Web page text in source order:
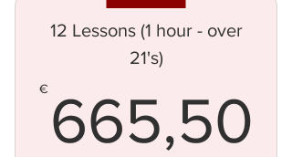
1 hour over 21's
12 Lessons (1 hour - over
21's)
€ 665,50